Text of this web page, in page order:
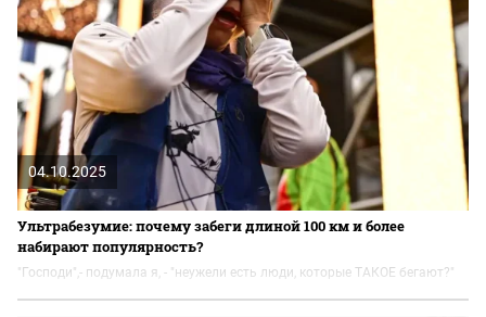
04.10.2025
Ультрабезумие: почему забеги длиной 100 км и более
набирают популярность?
"Господи",- подумала я, - "неужели есть люди, которые ТАКОЕ бегают?"